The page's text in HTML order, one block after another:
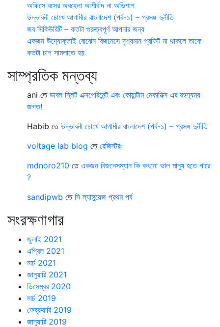
অফিসে বসের অবহেলা আশীর্বাদ না অভিশাপ
উদ্ভাবনী চোখে আগামীর বাংলাদেশ (পর্ব-১) – প্রসঙ্গ দুর্নীতি
জব সিকিউরিটি – কতটা গুরুত্বপূর্ণ আপনার জন্য
একজন উদ্যোক্তাই বোঝেন বিজনেসে দৃশ্যমান প্রফিট না থাকলে তাকে
কতটা চাপ সামলাতে হয়
সাম্প্রতিক মন্তব্য
ani তে ডাবল স্লিট এক্সপেরিমেন্ট এবং কোয়ান্টাম মেকানিক্স এর রহস্যময়
জগত!
Habib তে উদ্ভাবনী চোখে আগামীর বাংলাদেশ (পর্ব-১) – প্রসঙ্গ দুর্নীতি
voltage lab blog তে রেজিস্টরঃ
mdnoro210 তে একজন বিজনেসম্যান কি কখনো ভাল মানুষ হতে পারে
?
sandipwb তে সি ল্যাঙ্গুয়েজ প্রথম পর্ব
সংরক্ষণাগার
জুলাই 2021
এপ্রিল 2021
মার্চ 2021
জানুয়ারি 2021
ডিসেম্বর 2020
মার্চ 2019
ফেব্রুয়ারি 2019
জানুয়ারি 2019